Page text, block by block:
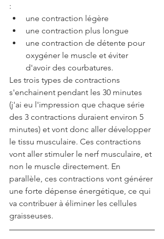
:
une contraction légère
une contraction plus longue
une contraction de détente pour
oxygéner le muscle et éviter
d'avoir des courbatures.
Les trois types de contractions
s'enchainent pendant les 30 minutes
(j'ai eu l'impression que chaque série
des 3 contractions duraient environ 5
minutes) et vont donc aller développer
le tissu musculaire. Ces contractions
vont aller stimuler le nerf musculaire, et
non le muscle directement. En
parallèle, ces contractions vont générer
une forte dépense énergétique, ce qui
va contribuer à éliminer les cellules
graisseuses.